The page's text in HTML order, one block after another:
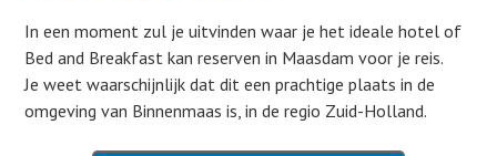
In een moment zul je uitvinden waar je het ideale hotel of
Bed and Breakfast kan reserven in Maasdam voor je reis.
Je weet waarschijnlijk dat dit een prachtige plaats in de
omgeving van Binnenmaas is, in de regio Zuid-Holland.